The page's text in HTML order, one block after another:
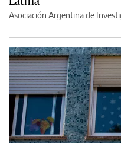
Asociación Argentina de